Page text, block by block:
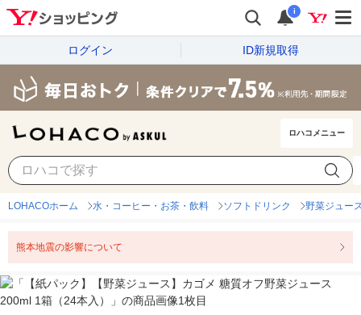
i
ログイン ID新規取得
ロハコメニュー
LOHACOホーム 水・コーヒー・お茶・飲料 ソフトドリンク 野菜ジュー
熊本地震の影響について